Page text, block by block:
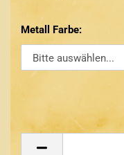
Metall Farbe: